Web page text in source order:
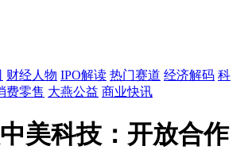
财经人物 IPO解读 热门赛道 经济解码 科
费零售 大燕公益 商业快讯
美科技：开放合作